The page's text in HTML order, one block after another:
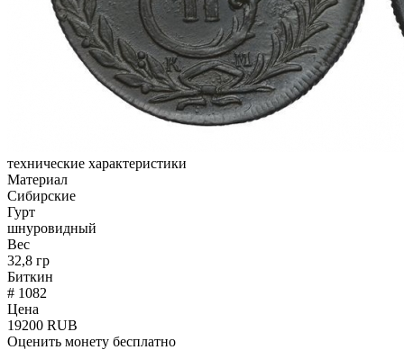
технические характеристики
Материал
Сибирские
Гурт
шнуровидный
Вес
32,8 гр
Биткин
# 1082
Цена
19200 RUB
Оценить монету бесплатно